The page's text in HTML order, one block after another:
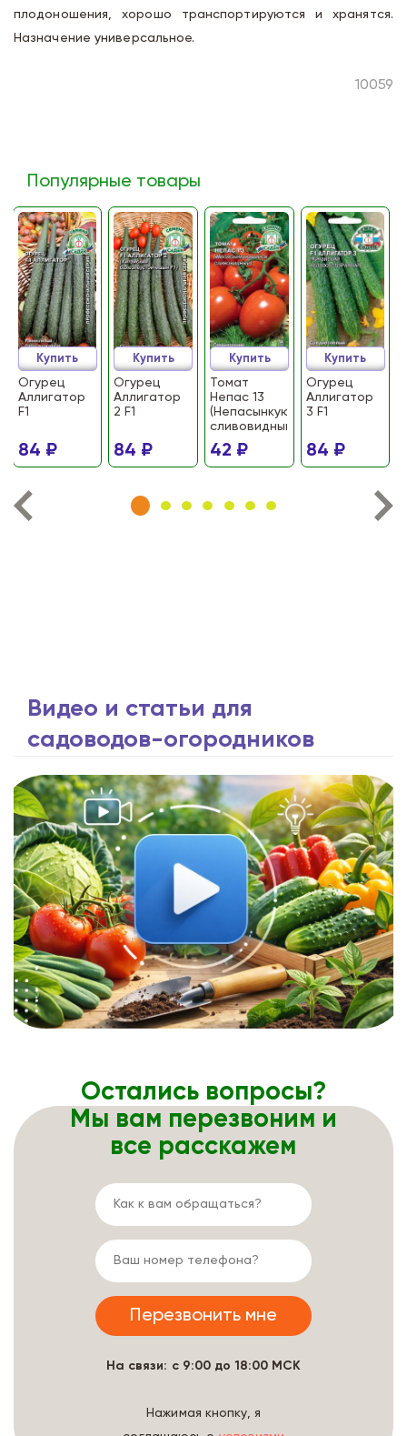
плодоношения, хорошо транспортируются и хранятся.
Назначение универсальное.
10059
Популярные товары
Огурец
Аллигатор
F1
84 ₽
Купить
Огурец
Аллигатор
2 F1
84 ₽
Купить
Томат
Непас 13
(Непасынкующийся
сливовидный)
42 ₽
Купить
Огурец
Аллигатор
3 F1
84 ₽
Купить
Видео и статьи для
садоводов-огородников
Остались вопросы?
Мы вам перезвоним и
все расскажем
На связи: с 9:00 до 18:00 МСК
Нажимая кнопку, я